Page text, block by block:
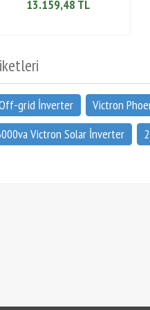
13.159,48 TL
grid İnverter Victron
Victron Solar İnverter